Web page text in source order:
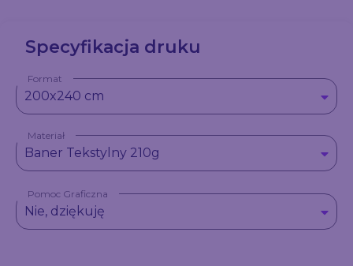
Specyfikacja druku
Format
200x240 cm
Materiał
Baner Tekstylny 210g
Pomoc Graficzna
Nie, dziękuję